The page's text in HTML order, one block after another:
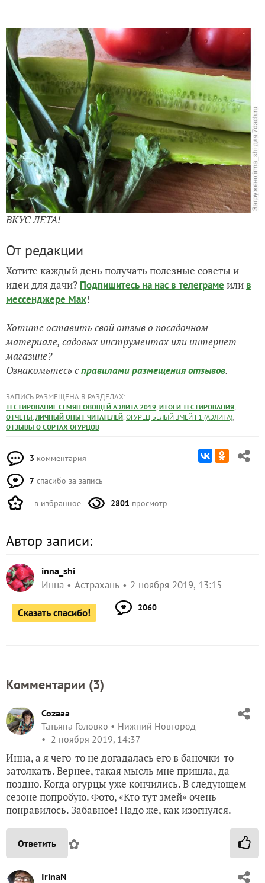
ВКУС ЛЕТА!
От редакции
Хотите каждый день получать полезные советы и
идеи для дачи? Подпишитесь на нас в телеграме или в
мессенджере Max!
Хотите оставить свой отзыв о посадочном
материале, садовых инструментах или интернет-
магазине?
Ознакомьтесь справилами размещения отзывов.
ЗАПИСЬ РАЗМЕЩЕНА В РАЗДЕЛАХ:
ТЕСТИРОВАНИЕ СЕМЯН ОВОЩЕЙ АЭЛИТА 2019, ИТОГИ ТЕСТИРОВАНИЯ,
ОТЧЕТЫ, ЛИЧНЫЙ ОПЫТ ЧИТАТЕЛЕЙ, ОГУРЕЦ БЕЛЫЙ ЗМЕЙ F1 (АЭЛИТА),
ОТЗЫВЫ О СОРТАХ ОГУРЦОВ
3 комментария
7 спасибо за запись
в избранное 2801 просмотр
Автор записи:
inna_shi
Инна Астрахань 2 ноября 2019, 13:15
Сказать спасибо! 2060
Комментарии (3)
Cozaaa
Татьяна Головко
Нижний Новгород
2 ноября 2019, 14:37
Инна, а я чего-то не догадалась его в баночки-то
затолкать. Вернее, такая мысль мне пришла, да
поздно. Когда огурцы уже кончились. В следующем
сезоне попробую. Фото, «Кто тут змей» очень
понравилось. Забавное! Надо же, как изогнулся.
Ответить ✿
IrinaN